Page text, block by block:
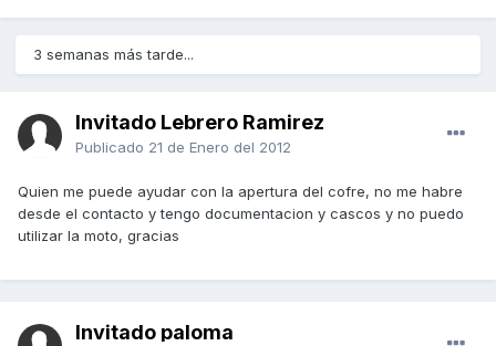
3 semanas más tarde...
Invitado Lebrero Ramirez
Publicado 21 de Enero del 2012
Quien me puede ayudar con la apertura del cofre, no me habre
desde el contacto y tengo documentacion y cascos y no puedo
utilizar la moto, gracias
Invitado paloma